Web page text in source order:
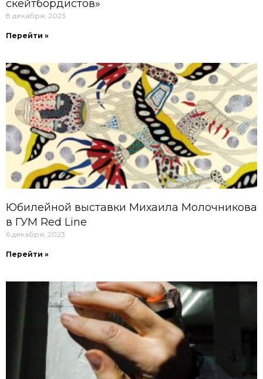
скейтбордистов»
8 декабря, 2023
Перейти »
Юбилейной выставки Михаила Молочникова
в ГУМ Red Line
6 декабря, 2023
Перейти »